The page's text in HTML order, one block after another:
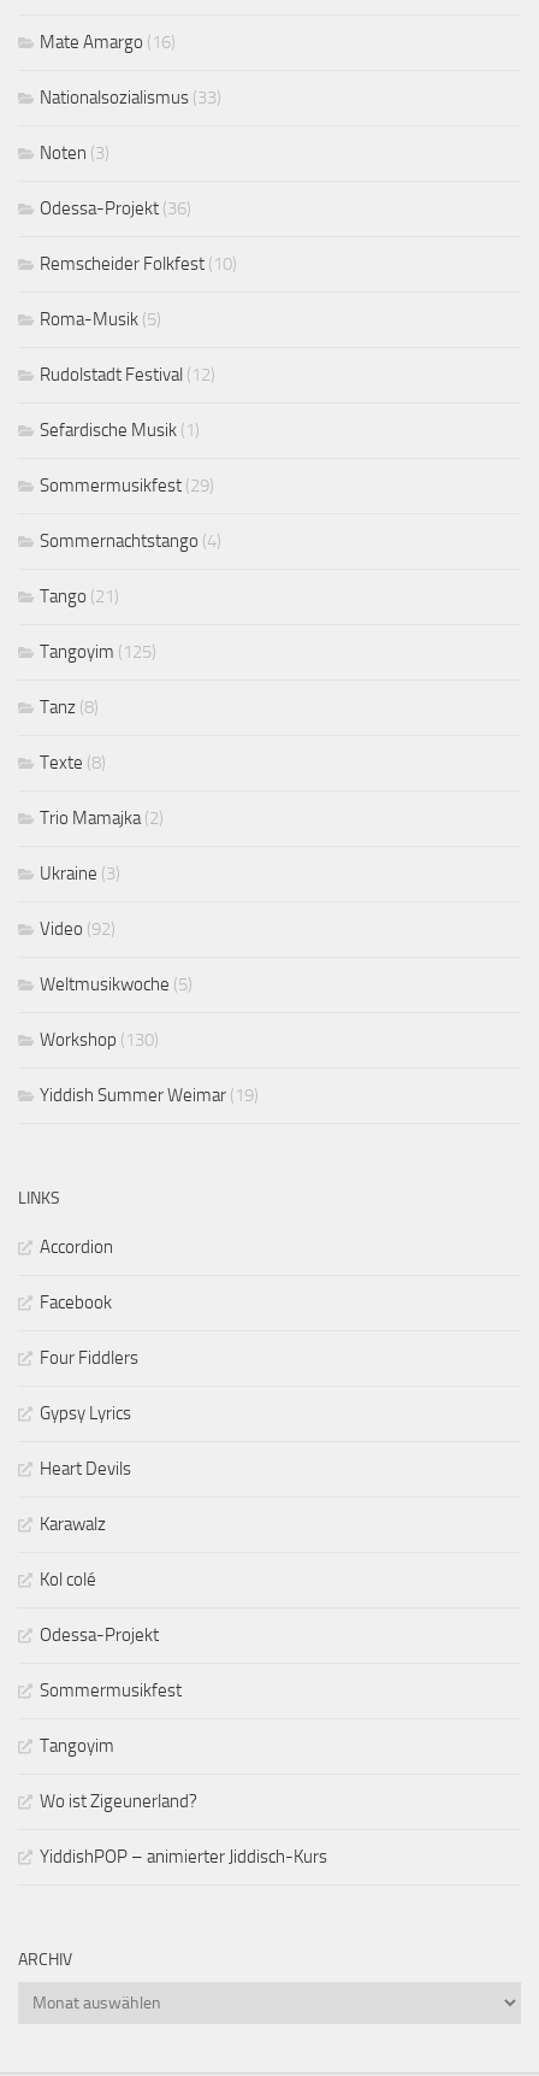
Mate Amargo (16)
Nationalsozialismus (33)
Noten (3)
Odessa-Projekt (36)
Remscheider Folkfest (10)
Roma-Musik (5)
Rudolstadt Festival (12)
Sefardische Musik (1)
Sommermusikfest (29)
Sommernachtstango (4)
Tango (21)
Tangoyim (125)
Tanz (8)
Texte (8)
Trio Mamajka(2)
Ukraine (3)
Video (92)
Weltmusikwoche (5)
Workshop (130)
Yiddish Summer Weimar (19)
LINKS
Accordion
Facebook
Four Fiddlers
Gypsy Lyrics
Heart Devils
Karawalz
Kol colé
Odessa-Projekt
Sommermusikfest
Tangoyim
Wo ist Zigeunerland?
YiddishPOP – animierter Jiddisch-Kurs
ARCHIV
Archiv